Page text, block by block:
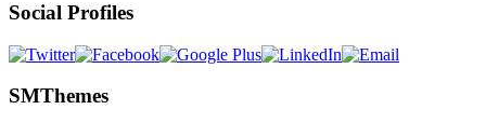
Social Profiles
SMThemes